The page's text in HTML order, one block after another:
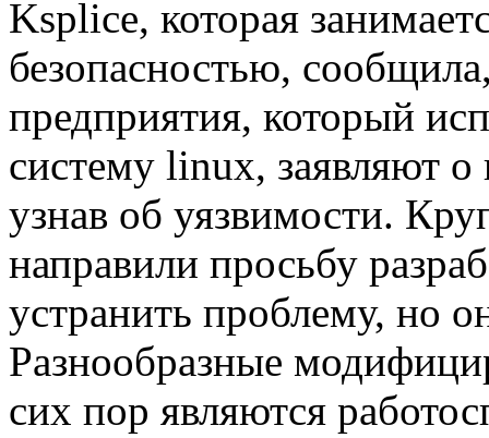
Ksplice, которая
безопасностью,
предприятия, который
систему linux, заявляют
узнав об уязвимости.
направили просьбу
устранить проблему, но
Разнообразные
сих пор являются